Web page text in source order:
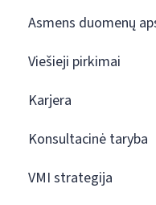
Asmens duomenų
Viešieji pirkimai
Karjera
Konsultacinė taryba
VMI strategija